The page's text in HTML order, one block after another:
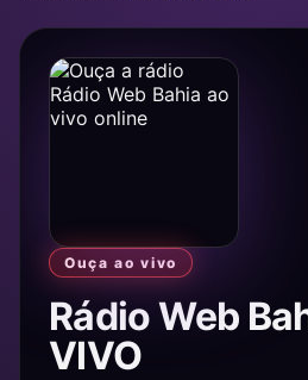
Ouça ao vivo
Rádio Web
VIVO